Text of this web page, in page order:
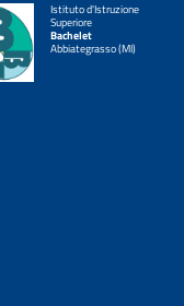
Istituto d'Istruzione
Superiore
Bachelet
Abbiategrasso (MI)